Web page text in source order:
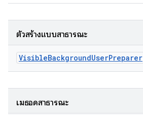
ตัวสร้างแบบสาธารณะ
VisibleBackgroundUserPreparer
เมธอดสาธารณะ